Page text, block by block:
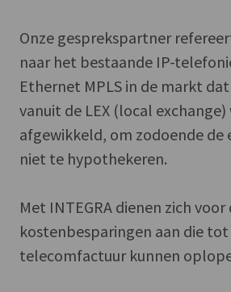
Onze gesprekspartner
naar het bestaande IP-
Ethernet MPLS in de markt
vanuit de LEX (local
afgewikkeld, om zodoende de
niet te hypothekeren.
Met INTEGRA dienen zich
kostenbesparingen aan die tot
telecomfactuur kunnen